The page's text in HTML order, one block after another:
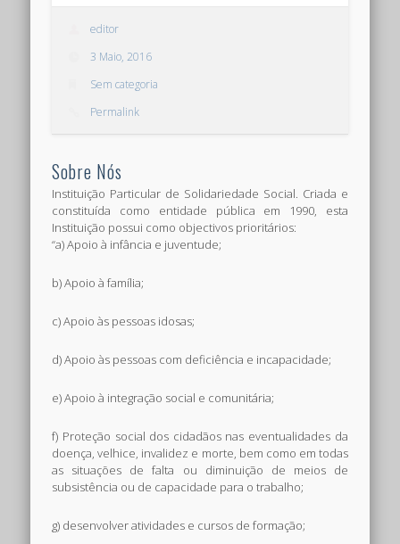
editor
3 Maio, 2016
Sem categoria
Permalink
Sobre Nós
Instituição Particular de Solidariedade Social. Criada e
constituída como entidade pública em 1990, esta
Instituição possui como objectivos prioritários:
“a) Apoio à infância e juventude;
b) Apoio à família;
c) Apoio às pessoas idosas;
d) Apoio às pessoas com deficiência e incapacidade;
e) Apoio à integração social e comunitária;
f) Proteção social dos cidadãos nas eventualidades da
doença, velhice, invalidez e morte, bem como em todas
as situações de falta ou diminuição de meios de
subsistência ou de capacidade para o trabalho;
g) desenvolver atividades e cursos de formação;